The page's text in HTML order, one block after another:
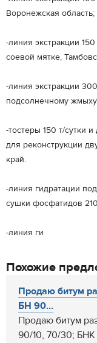
Воронежская область;
-линия экстракции
соевой мятке,
-линия экстракции
подсолнечному
-тостеры 150 т/сутки
для реконструкции
край.
-линия гидратации
сушки фосфатидов
-линия ги
Похожие
Продаю битум
БН 90...
Продаю битум
90/10, 70/30; БНК